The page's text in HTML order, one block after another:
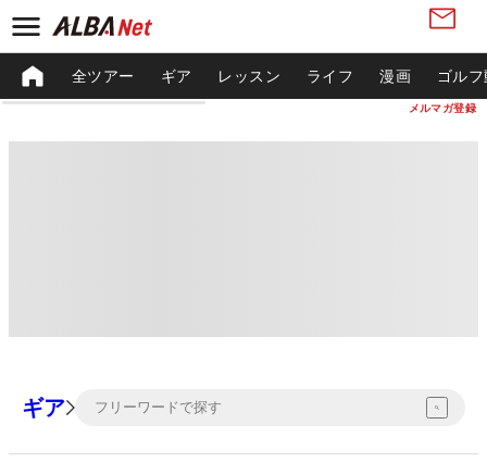
メルマガ登録
全ツアー ギア レッスン ライフ 漫画 ゴル
ギア